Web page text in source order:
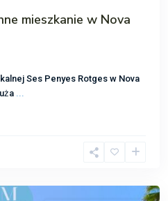
mieszkanie w Nova
Ses Penyes Rotges w Nova
...